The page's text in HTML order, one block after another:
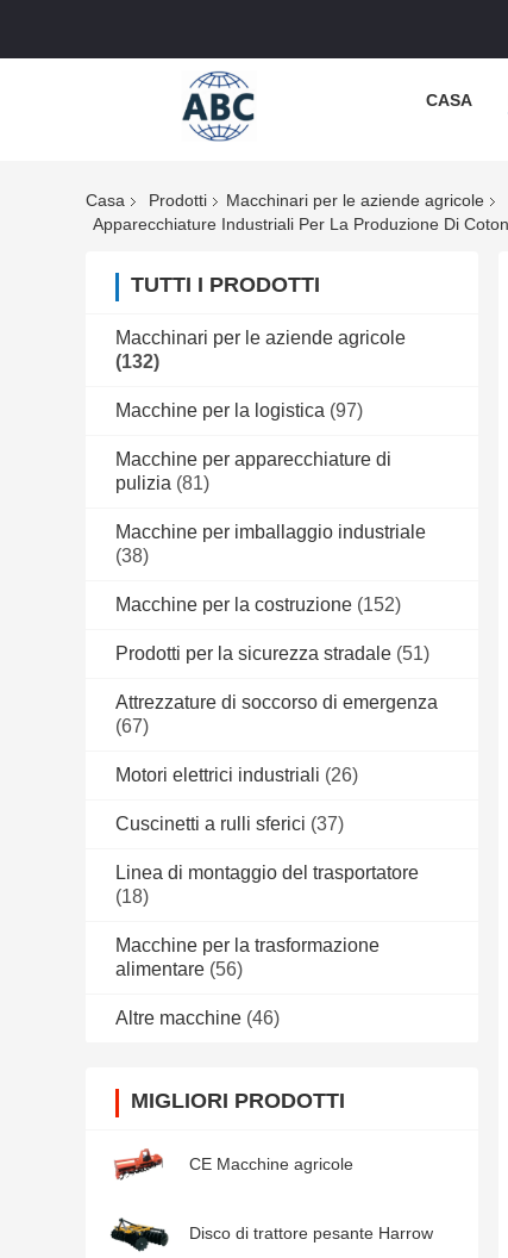
CASA
Casa Prodotti
Macchinari per le aziende agricole
TUTTI I PRODOTTI
Macchinari per le aziende agricole
(132)
Macchine per la logistica (97)
Macchine per apparecchiature di
pulizia (81)
Macchine per imballaggio industriale
(38)
Macchine per la costruzione (152)
Prodotti per la sicurezza stradale (51)
Attrezzature di soccorso di emergenza
(67)
Motori elettrici industriali (26)
Cuscinetti a rulli sferici (37)
Linea di montaggio del trasportatore
(18)
Macchine per la trasformazione
alimentare (56)
Altre macchine (46)
MIGLIORI PRODOTTI
CE Macchine agricole
Disco di trattore pesante Harrow